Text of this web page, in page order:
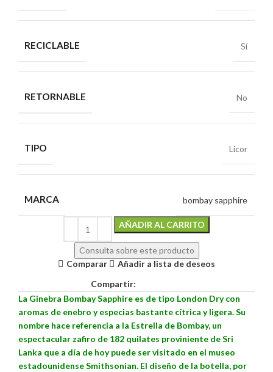
RECICLABLE Sí
RETORNABLE No
TIPO Licor
MARCA bombay sapphire
AÑADIR AL CARRITO
Consulta sobre este producto
Comparar
Añadir a lista de deseos
Compartir:
La Ginebra Bombay Sapphire es de tipo London Dry con
aromas de enebro y especias bastante cítrica y ligera. Su
nombre hace referencia a la Estrella de Bombay, un
espectacular zafiro de 182 quilates proviniente de Sri
Lanka que a día de hoy puede ser visitado en el museo
estadounidense Smithsonian. El diseño de la botella, por